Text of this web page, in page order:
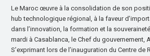
Le Maroc œuvre à la consolidation de son
hub technologique régional, à la faveur
dans l’innovation, la formation et la
mardi à Casablanca, le Chef du gouvernement,
S’exprimant lors de l’inauguration du Centre de